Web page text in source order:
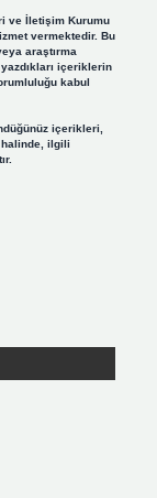
ve İletişim Kurumu
vermektedir. Bu
araştırma
içeriklerin
kabul
içerikleri,
ilgili